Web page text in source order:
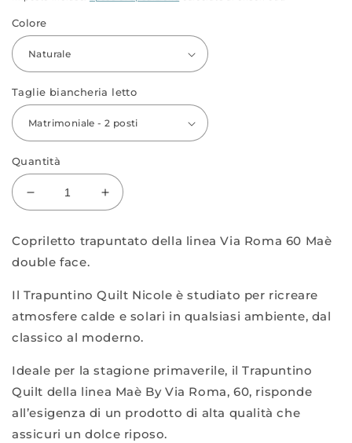
Colore
Taglie biancheria letto
Quantità
Diminuisci
quantità
per
Quilt
Nicole
Aumenta
quantità
Quilt
Copriletto trapuntato della linea Via Roma 60 Maè
double face.
Il Trapuntino Quilt Nicole è studiato per ricreare
atmosfere calde e solari in qualsiasi ambiente, dal
classico al moderno.
Ideale per la stagione primaverile, il Trapuntino
Quilt della linea Maè By Via Roma, 60, risponde
all’esigenza di un prodotto di alta qualità che
assicuri un dolce riposo.